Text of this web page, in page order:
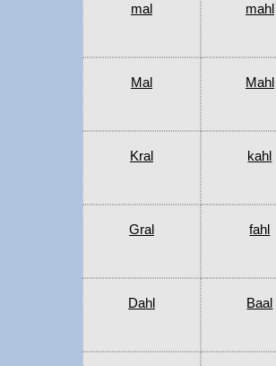
mal mahl
Mal Mahl
Kral kahl
Gral fahl
Dahl Baal